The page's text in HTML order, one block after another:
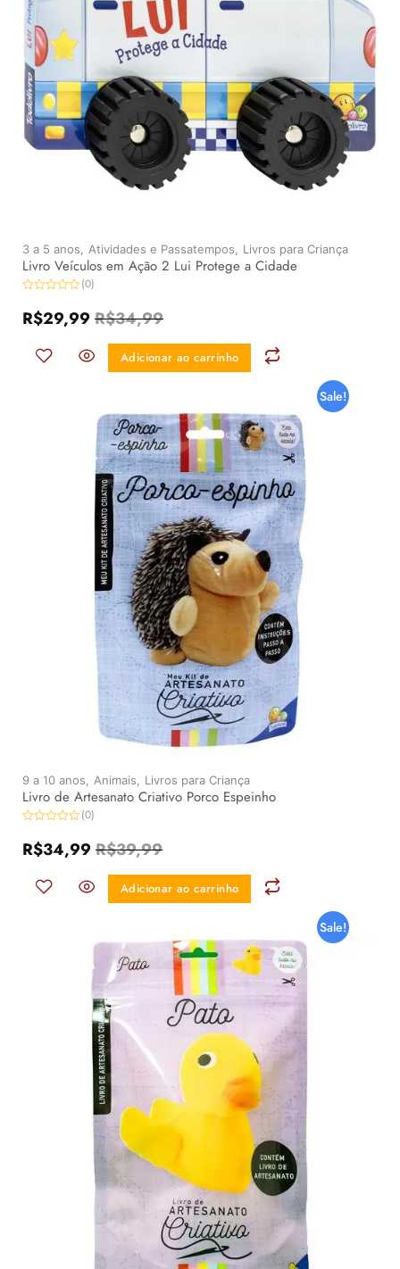
3 a 5 anos, Atividades e Passatempos, Livros para Criança
Livro Veículos em Ação 2 Lui Protege a Cidade
0
de
(0)
R$34,99
R$29,99
Adicionar ao carrinho
Sale!
9 a 10 anos, Animais, Livros para Criança
Livro de Artesanato Criativo Porco Espeinho
0
de
(0)
R$39,99
R$34,99
Adicionar ao carrinho
Sale!